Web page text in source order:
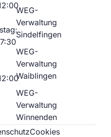
WEG-
Verwaltung
Sindelfingen
WEG-
Verwaltung
Waiblingen
WEG-
Verwaltung
Winnenden
Cookies